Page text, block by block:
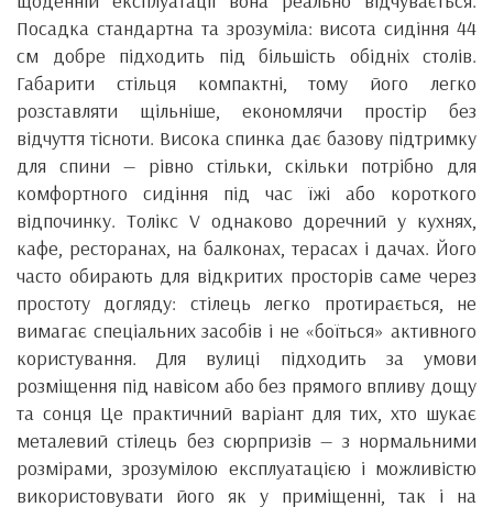
Посадка стандартна та зрозуміла: висота сидіння 44
см добре підходить під більшість обідніх столів.
Габарити стільця компактні, тому його легко
розставляти щільніше, економлячи простір без
відчуття тісноти. Висока спинка дає базову підтримку
для спини — рівно стільки, скільки потрібно для
комфортного сидіння під час їжі або короткого
відпочинку. Толікс V однаково доречний у кухнях,
кафе, ресторанах, на балконах, терасах і дачах. Його
часто обирають для відкритих просторів саме через
простоту догляду: стілець легко протирається, не
вимагає спеціальних засобів і не «боїться» активного
користування. Для вулиці підходить за умови
розміщення під навісом або без прямого впливу дощу
та сонця Це практичний варіант для тих, хто шукає
металевий стілець без сюрпризів — з нормальними
розмірами, зрозумілою експлуатацією і можливістю
використовувати його як у приміщенні, так і на